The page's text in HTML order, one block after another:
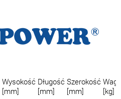
Wysokość
[mm]
Długość
[mm]
Szerokość
[mm]
Waga
[kg]